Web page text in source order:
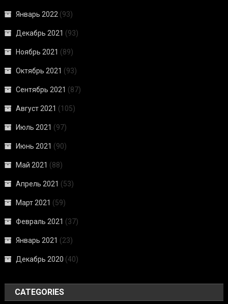
Январь 2022 (93)
Декабрь 2021 (93)
Ноябрь 2021 (89)
Октябрь 2021 (93)
Сентябрь 2021 (87)
Август 2021 (105)
Июль 2021 (97)
Июнь 2021 (90)
Май 2021 (88)
Апрель 2021 (53)
Март 2021 (59)
Февраль 2021 (37)
Январь 2021 (23)
Декабрь 2020 (40)
CATEGORIES